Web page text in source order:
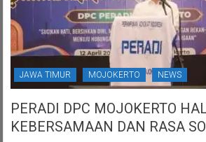
JAWA TIMUR MOJOKERTO NEWS
PERADI DPC MOJOKERTO
KEBERSAMAAN DAN RASA